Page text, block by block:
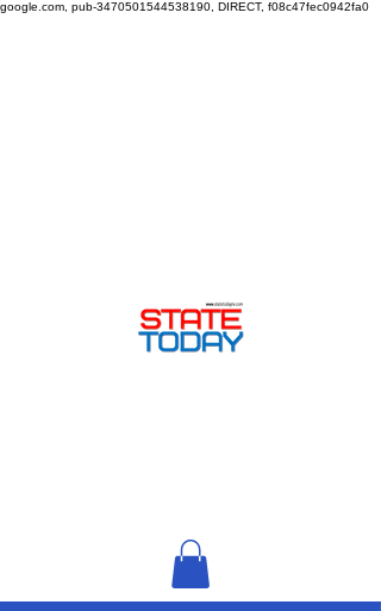
google.com, pub-3470501544538190, DIRECT, f08c47fec0942fa0